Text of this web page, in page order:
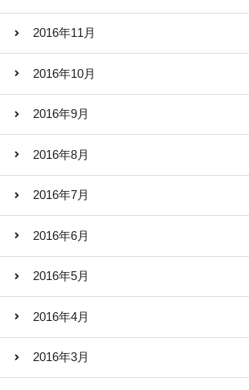
2016年11月
2016年10月
2016年9月
2016年8月
2016年7月
2016年6月
2016年5月
2016年4月
2016年3月